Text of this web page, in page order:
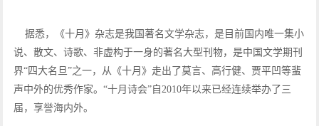
据悉，《十月》杂志是我国著名文学杂志，是目前国内唯一集小
说、散文、诗歌、非虚构于一身的著名大型刊物，是中国文学期刊
界“四大名旦”之一，从《十月》走出了莫言、高行健、贾平凹等蜚
声中外的优秀作家。“十月诗会”自2010年以来已经连续举办了三
届，享誉海内外。